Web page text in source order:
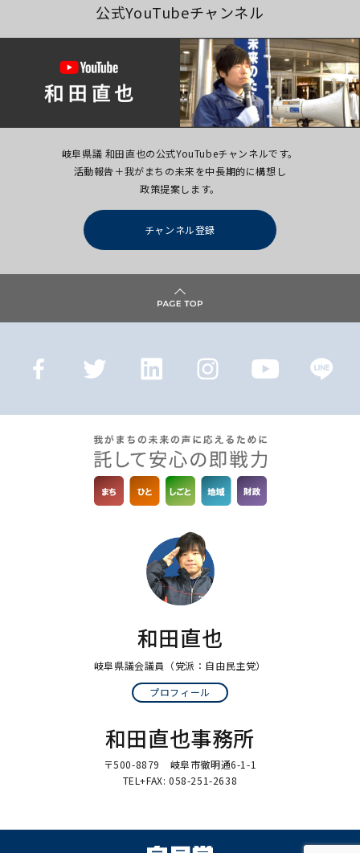
公式YouTubeチャンネル
岐阜県議 和田直也の公式YouTubeチャンネルです。
活動報告＋我がまちの未来を中長期的に構想し
政策提案します。
チャンネル登録
和田直也
岐阜県議会議員 （党派：自由民主党）
プロフィール
和田直也事務所
〒500-8879 岐阜市徹明通6-1-1
TEL+FAX: 058-251-2638